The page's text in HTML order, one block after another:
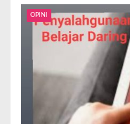
OPINI